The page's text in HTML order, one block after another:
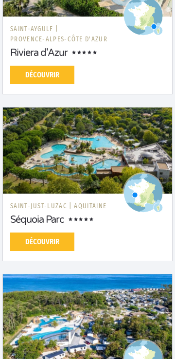
SAINT-AYGULF |
PROVENCE-ALPES-CÔTE D'AZUR
Riviera d'Azur
DÉCOUVRIR
SAINT-JUST-LUZAC | AQUITAINE
Séquoia Parc
DÉCOUVRIR